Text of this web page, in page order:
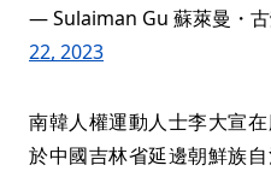
— Sulaiman Gu 蘇萊曼・
22, 2023
南韓人權運動人士李大宣
於中國吉林省延邊朝鮮族